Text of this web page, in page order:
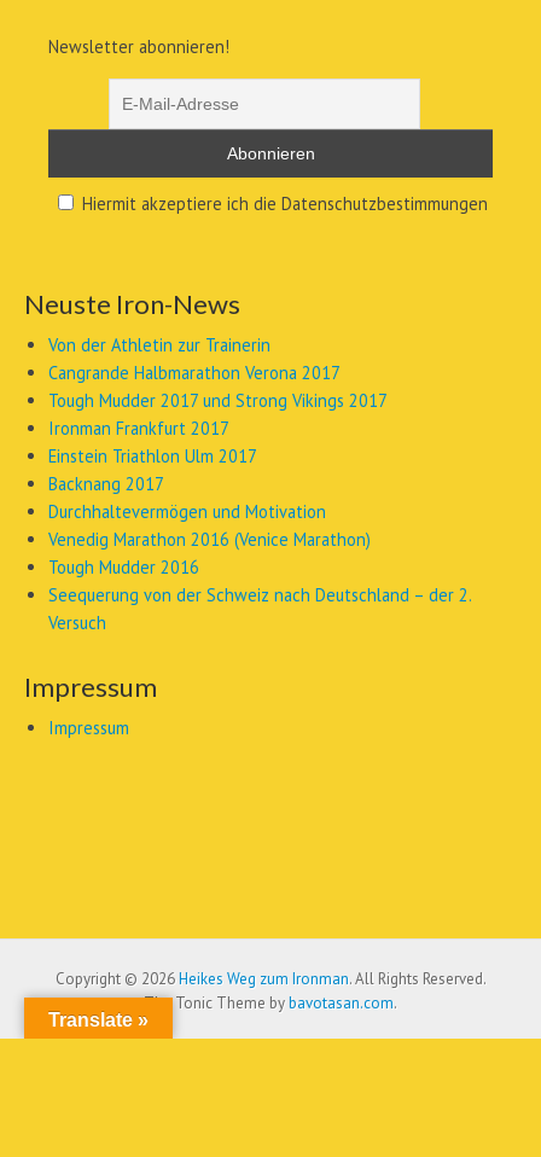
Newsletter abonnieren!
Hiermit akzeptiere ich die Datenschutzbestimmungen
Neuste Iron-News
Von der Athletin zur Trainerin
Cangrande Halbmarathon Verona 2017
Tough Mudder 2017 und Strong Vikings 2017
Ironman Frankfurt 2017
Einstein Triathlon Ulm 2017
Backnang 2017
Durchhaltevermögen und Motivation
Venedig Marathon 2016 (Venice Marathon)
Tough Mudder 2016
Seequerung von der Schweiz nach Deutschland – der 2.
Versuch
Impressum
Impressum
Copyright © 2026Heikes Weg zum Ironman. All Rights Reserved.
The Tonic Theme bybavotasan.com.
Translate »